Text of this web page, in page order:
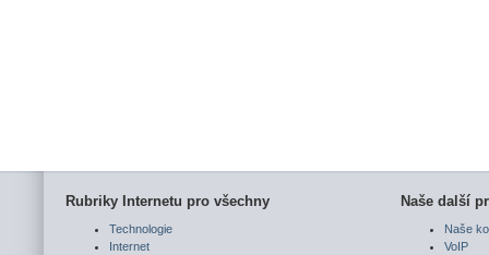
Rubriky Internetu pro všechny
Technologie
Internet
Naše další
Naše
VoIP